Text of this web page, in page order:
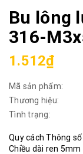
Bu lông
316-
1.512₫
Mã sản phẩm:
Thương hiệu:
Tình trạng:
Quy cách Thông
Chiều dài ren